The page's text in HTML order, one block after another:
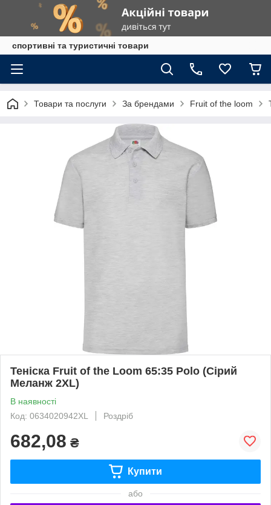
спортивні та туристичні товари
Товари та послуги За брендами Fruit of the loom
Теніска Fruit of the Loom 65:35 Polo (Сірий
Меланж 2XL)
В наявності
Код: 0634020942XL
Роздріб
682,08 ₴
Купити
або